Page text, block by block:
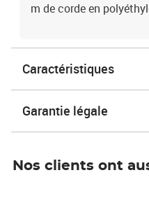
m de corde en
Caractéristiques
Garantie légale
Nos clients ont